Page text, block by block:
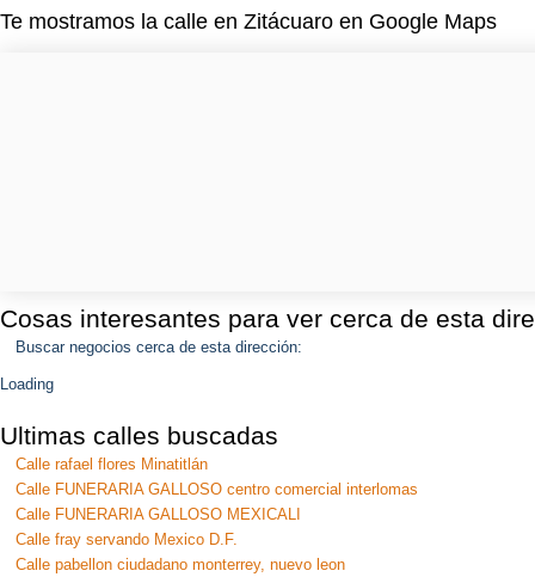
Te mostramos la calle en Zitácuaro en Google Maps
Cosas interesantes para ver cerca de esta
Buscar negocios cerca de esta dirección:
Loading
Ultimas calles buscadas
Calle rafael flores Minatitlán
Calle FUNERARIA GALLOSO centro comercial interlomas
Calle FUNERARIA GALLOSO MEXICALI
Calle fray servando Mexico D.F.
Calle pabellon ciudadano monterrey, nuevo leon